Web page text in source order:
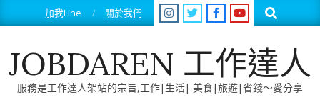
to
加我Line 關於我們 Search
JOBDAREN 工作達人
服務是工作達人架站的宗旨,工作|生活| 美食|旅遊|省錢～愛分享